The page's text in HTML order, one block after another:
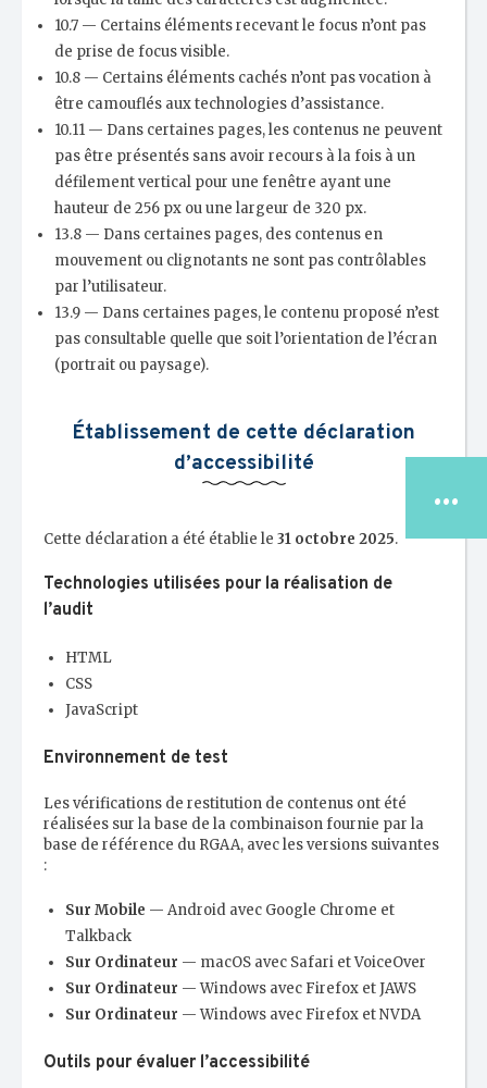
10.7 — Certains éléments recevant le focus n’ont pas
de prise de focus visible.
10.8 — Certains éléments cachés n’ont pas vocation à
être camouflés aux technologies d’assistance.
10.11 — Dans certaines pages, les contenus ne peuvent
pas être présentés sans avoir recours à la fois à un
défilement vertical pour une fenêtre ayant une
hauteur de 256 px ou une largeur de 320 px.
13.8 — Dans certaines pages, des contenus en
mouvement ou clignotants ne sont pas contrôlables
par l’utilisateur.
13.9 — Dans certaines pages, le contenu proposé n’est
pas consultable quelle que soit l’orientation de l’écran
(portrait ou paysage).
Établissement de cette déclaration
d’accessibilité
Cette déclaration a été établie le 31 octobre 2025.
Technologies utilisées pour la réalisation de
l’audit
HTML
CSS
JavaScript
Environnement de test
Les vérifications de restitution de contenus ont été
réalisées sur la base de la combinaison fournie par la
base de référence du RGAA, avec les versions suivantes
:
Sur Mobile — Android avec Google Chrome et
Talkback
Sur Ordinateur — macOS avec Safari et VoiceOver
Sur Ordinateur — Windows avec Firefox et JAWS
Sur Ordinateur — Windows avec Firefox et NVDA
Outils pour évaluer l’accessibilité
...
ESPACE